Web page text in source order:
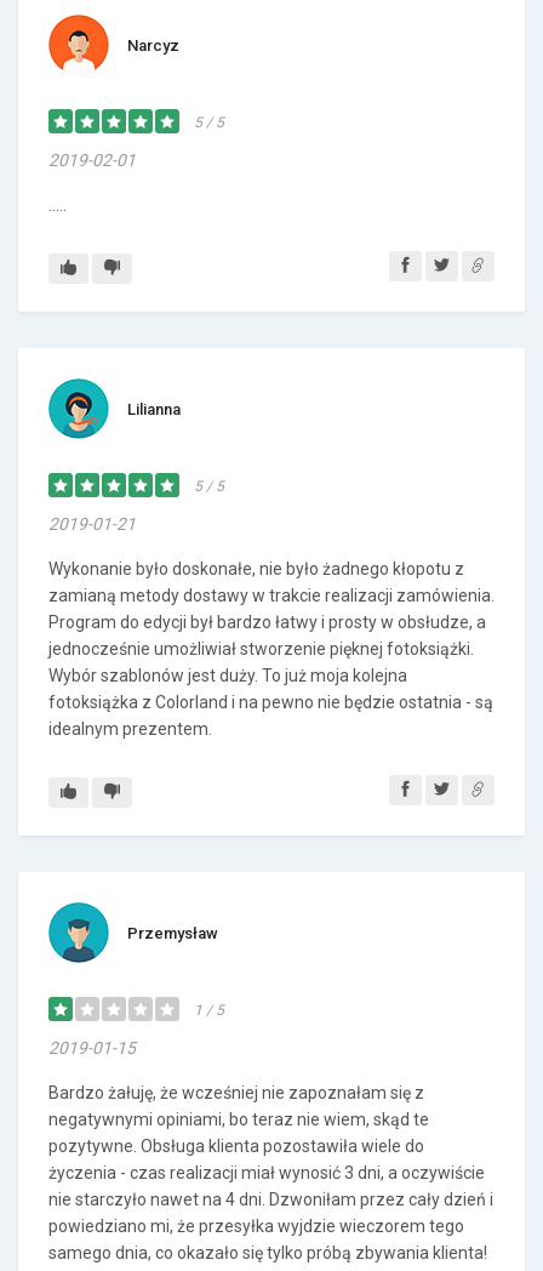
Narcyz
5 / 5
2019-02-01
Lilianna
5 / 5
2019-01-21
Wykonanie było doskonałe, nie było żadnego kłopotu z
zamianą metody dostawy w trakcie realizacji zamówienia.
Program do edycji był bardzo łatwy i prosty w obsłudze, a
jednocześnie umożliwiał stworzenie pięknej fotoksiążki.
Wybór szablonów jest duży. To już moja kolejna
fotoksiążka z Colorland i na pewno nie będzie ostatnia - są
idealnym prezentem.
Przemysław
1 / 5
2019-01-15
Bardzo żałuję, że wcześniej nie zapoznałam się z
negatywnymi opiniami, bo teraz nie wiem, skąd te
pozytywne. Obsługa klienta pozostawiła wiele do
życzenia - czas realizacji miał wynosić 3 dni, a oczywiście
nie starczyło nawet na 4 dni. Dzwoniłam przez cały dzień i
powiedziano mi, że przesyłka wyjdzie wieczorem tego
samego dnia, co okazało się tylko próbą zbywania klienta!